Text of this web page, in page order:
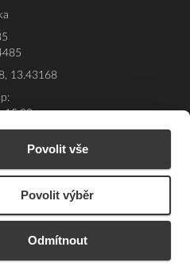
Povolit vše
Povolit výběr
Odmítnout
13.43168
15:30